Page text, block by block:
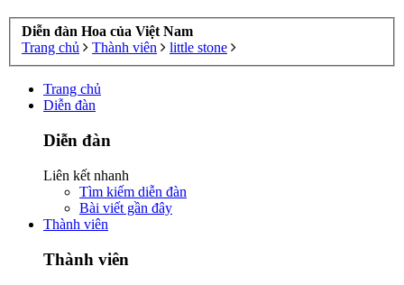
Diễn đàn Hoa của Việt Nam
Trang chủ
Thành viên little stone
Trang chủ
Diễn đàn
Diễn đàn
Liên kết nhanh
Tìm kiếm diễn đàn
Bài viết gần đây
Thành viên
Thành viên